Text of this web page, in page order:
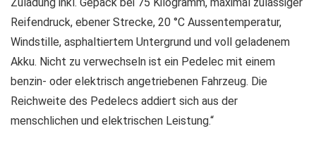
Reifendruck, ebener Strecke, 20 °C Aussentemperatur,
Windstille, asphaltiertem Untergrund und voll geladenem
Akku. Nicht zu verwechseln ist ein Pedelec mit einem
benzin- oder elektrisch angetriebenen Fahrzeug. Die
Reichweite des Pedelecs addiert sich aus der
menschlichen und elektrischen Leistung.“